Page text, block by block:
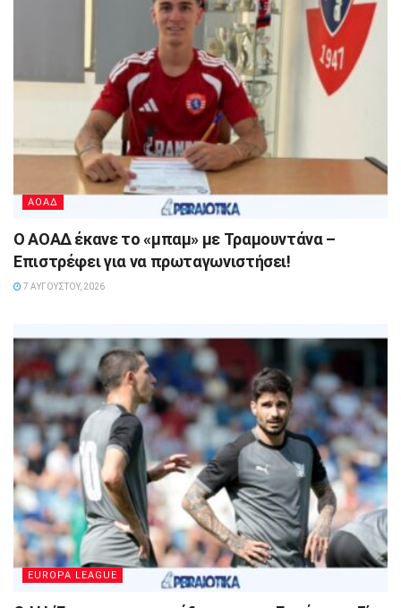
ΑΟΑΔ
Ο ΑΟΑΔ έκανε το «μπαμ» με Τραμουντάνα –
Επιστρέφει για να πρωταγωνιστήσει!
7 ΑΥΓΟΎΣΤΟΥ, 2026
EUROPA LEAGUE